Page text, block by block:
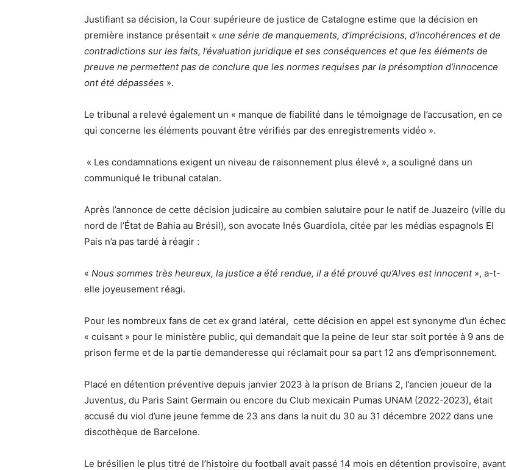
Justifiant sa décision, la Cour supérieure de justice de Catalogne estime que la décision en
première instance présentait « une série de manquements, d’imprécisions, d’incohérences et de
contradictions sur les faits, l’évaluation juridique et ses conséquences et que les éléments de
preuve ne permettent pas de conclure que les normes requises par la présomption d’innocence
ont été dépassées ».
Le tribunal a relevé également un « manque de fiabilité dans le témoignage de l’accusation, en ce
qui concerne les éléments pouvant être vérifiés par des enregistrements vidéo ».
« Les condamnations exigent un niveau de raisonnement plus élevé », a souligné dans un
communiqué le tribunal catalan.
Après l’annonce de cette décision judicaire au combien salutaire pour le natif de Juazeiro (ville du
nord de l’État de Bahia au Brésil), son avocate Inés Guardiola, citée par les médias espagnols El
Pais n’a pas tardé à réagir :
« Nous sommes très heureux, la justice a été rendue, il a été prouvé qu’Alves est innocent », a-t-
elle joyeusement réagi.
Pour les nombreux fans de cet ex grand latéral, cette décision en appel est synonyme d’un échec
« cuisant » pour le ministère public, qui demandait que la peine de leur star soit portée à 9 ans de
prison ferme et de la partie demanderesse qui réclamait pour sa part 12 ans d’emprisonnement.
Placé en détention préventive depuis janvier 2023 à la prison de Brians 2, l’ancien joueur de la
Juventus, du Paris Saint Germain ou encore du Club mexicain Pumas UNAM (2022-2023), était
accusé du viol d’une jeune femme de 23 ans dans la nuit du 30 au 31 décembre 2022 dans une
discothèque de Barcelone.
Le brésilien le plus titré de l’histoire du football avait passé 14 mois en détention provisoire, avant